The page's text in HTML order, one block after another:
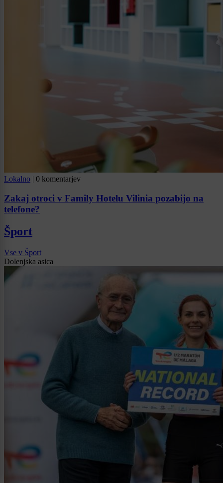
Lokalno | 0 komentarjev
Zakaj otroci v Family Hotelu Vilinia pozabijo na
telefone?
Šport
Vse v Šport
Dolenjska asica